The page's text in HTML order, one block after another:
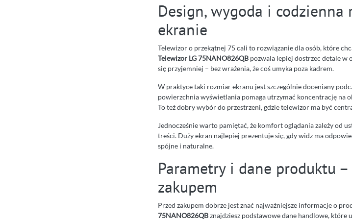
Design, wygoda i codzienna
ekranie
Telewizor o przekątnej 75 cali to rozwiązanie dla osób, które
Telewizor LG 75NANO826QB pozwala lepiej dostrzec detale w
się przyjemniej – bez wrażenia, że coś umyka poza kadrem.
W praktyce taki rozmiar ekranu jest szczególnie doceniany
powierzchnia wyświetlania pomaga utrzymać koncentrację na
To też dobry wybór do przestrzeni, gdzie telewizor ma być
Jednocześnie warto pamiętać, że komfort oglądania zależy od
treści. Duży ekran najlepiej prezentuje się, gdy widz ma
spójne i naturalne.
Parametry i dane produktu
zakupem
Przed zakupem dobrze jest znać najważniejsze informacje o
75NANO826QBznajdziesz podstawowe dane handlowe, które